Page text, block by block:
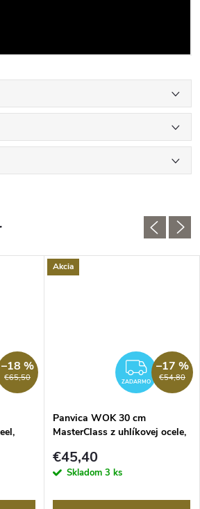
€65,50
–18 %
Akcia
ZADARMO €54,80
–17 %
Panvica WOK 30 cm
MasterClass z uhlíkovej ocele,
€45,40
Skladom 3 ks